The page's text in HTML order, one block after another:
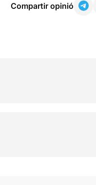
Compartir opinió